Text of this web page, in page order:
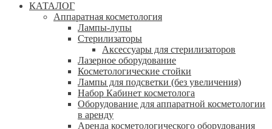
КАТАЛОГ
Аппаратная косметология
Лампы-лупы
Стерилизаторы
Аксессуары для стерилизаторов
Лазерное оборудование
Косметологические стойки
Лампы для подсветки (без увеличения)
Набор Кабинет косметолога
Оборудование для аппаратной косметологии
в аренду
Аренда косметологического оборудования